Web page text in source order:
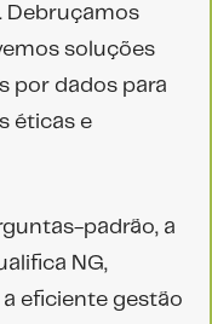
Debruçamos
soluções
por dados para
éticas e
padrão, a
NG,
eficiente gestão